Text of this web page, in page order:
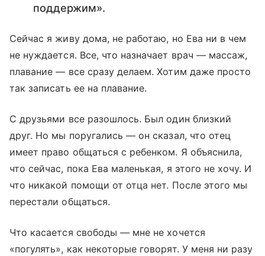
поддержим».
Сейчас я живу дома, не работаю, но Ева ни в чем
не нуждается. Все, что назначает врач — массаж,
плавание — все сразу делаем. Хотим даже просто
так записать ее на плавание.
С друзьями все разошлось. Был один близкий
друг. Но мы поругались — он сказал, что отец
имеет право общаться с ребенком. Я объяснила,
что сейчас, пока Ева маленькая, я этого не хочу. И
что никакой помощи от отца нет. После этого мы
перестали общаться.
Что касается свободы — мне не хочется
«погулять», как некоторые говорят. У меня ни разу